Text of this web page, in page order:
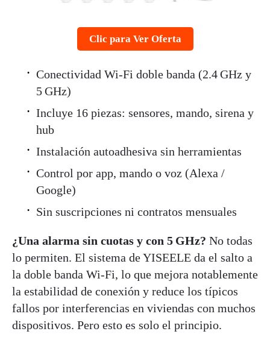
Clic para Ver Oferta
Conectividad Wi-Fi doble banda (2.4 GHz y
5 GHz)
Incluye 16 piezas: sensores, mando, sirena y
hub
Instalación autoadhesiva sin herramientas
Control por app, mando o voz (Alexa /
Google)
Sin suscripciones ni contratos mensuales
¿Una alarma sin cuotas y con 5 GHz? No todas
lo permiten. El sistema de YISEELE da el salto a
la doble banda Wi-Fi, lo que mejora notablemente
la estabilidad de conexión y reduce los típicos
fallos por interferencias en viviendas con muchos
dispositivos. Pero esto es solo el principio.